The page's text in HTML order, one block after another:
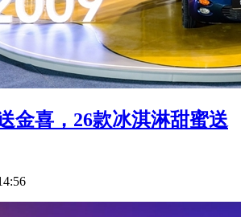
金喜，26款冰淇淋甜蜜送